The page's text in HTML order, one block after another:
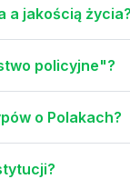
a jakością życia?
policyjne"?
o Polakach?